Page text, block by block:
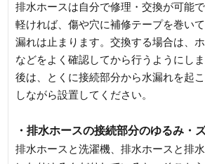
排水ホースは自分で修理・交換が可能
軽ければ、傷や穴に補修テープを巻い
漏れは止まります。交換する場合は、
などをよく確認してから行うようにし
後は、とくに接続部分から水漏れを起
しながら設置してください。
・排水ホースの接続部分のゆるみ・
排水ホースと洗濯機、排水ホースと排